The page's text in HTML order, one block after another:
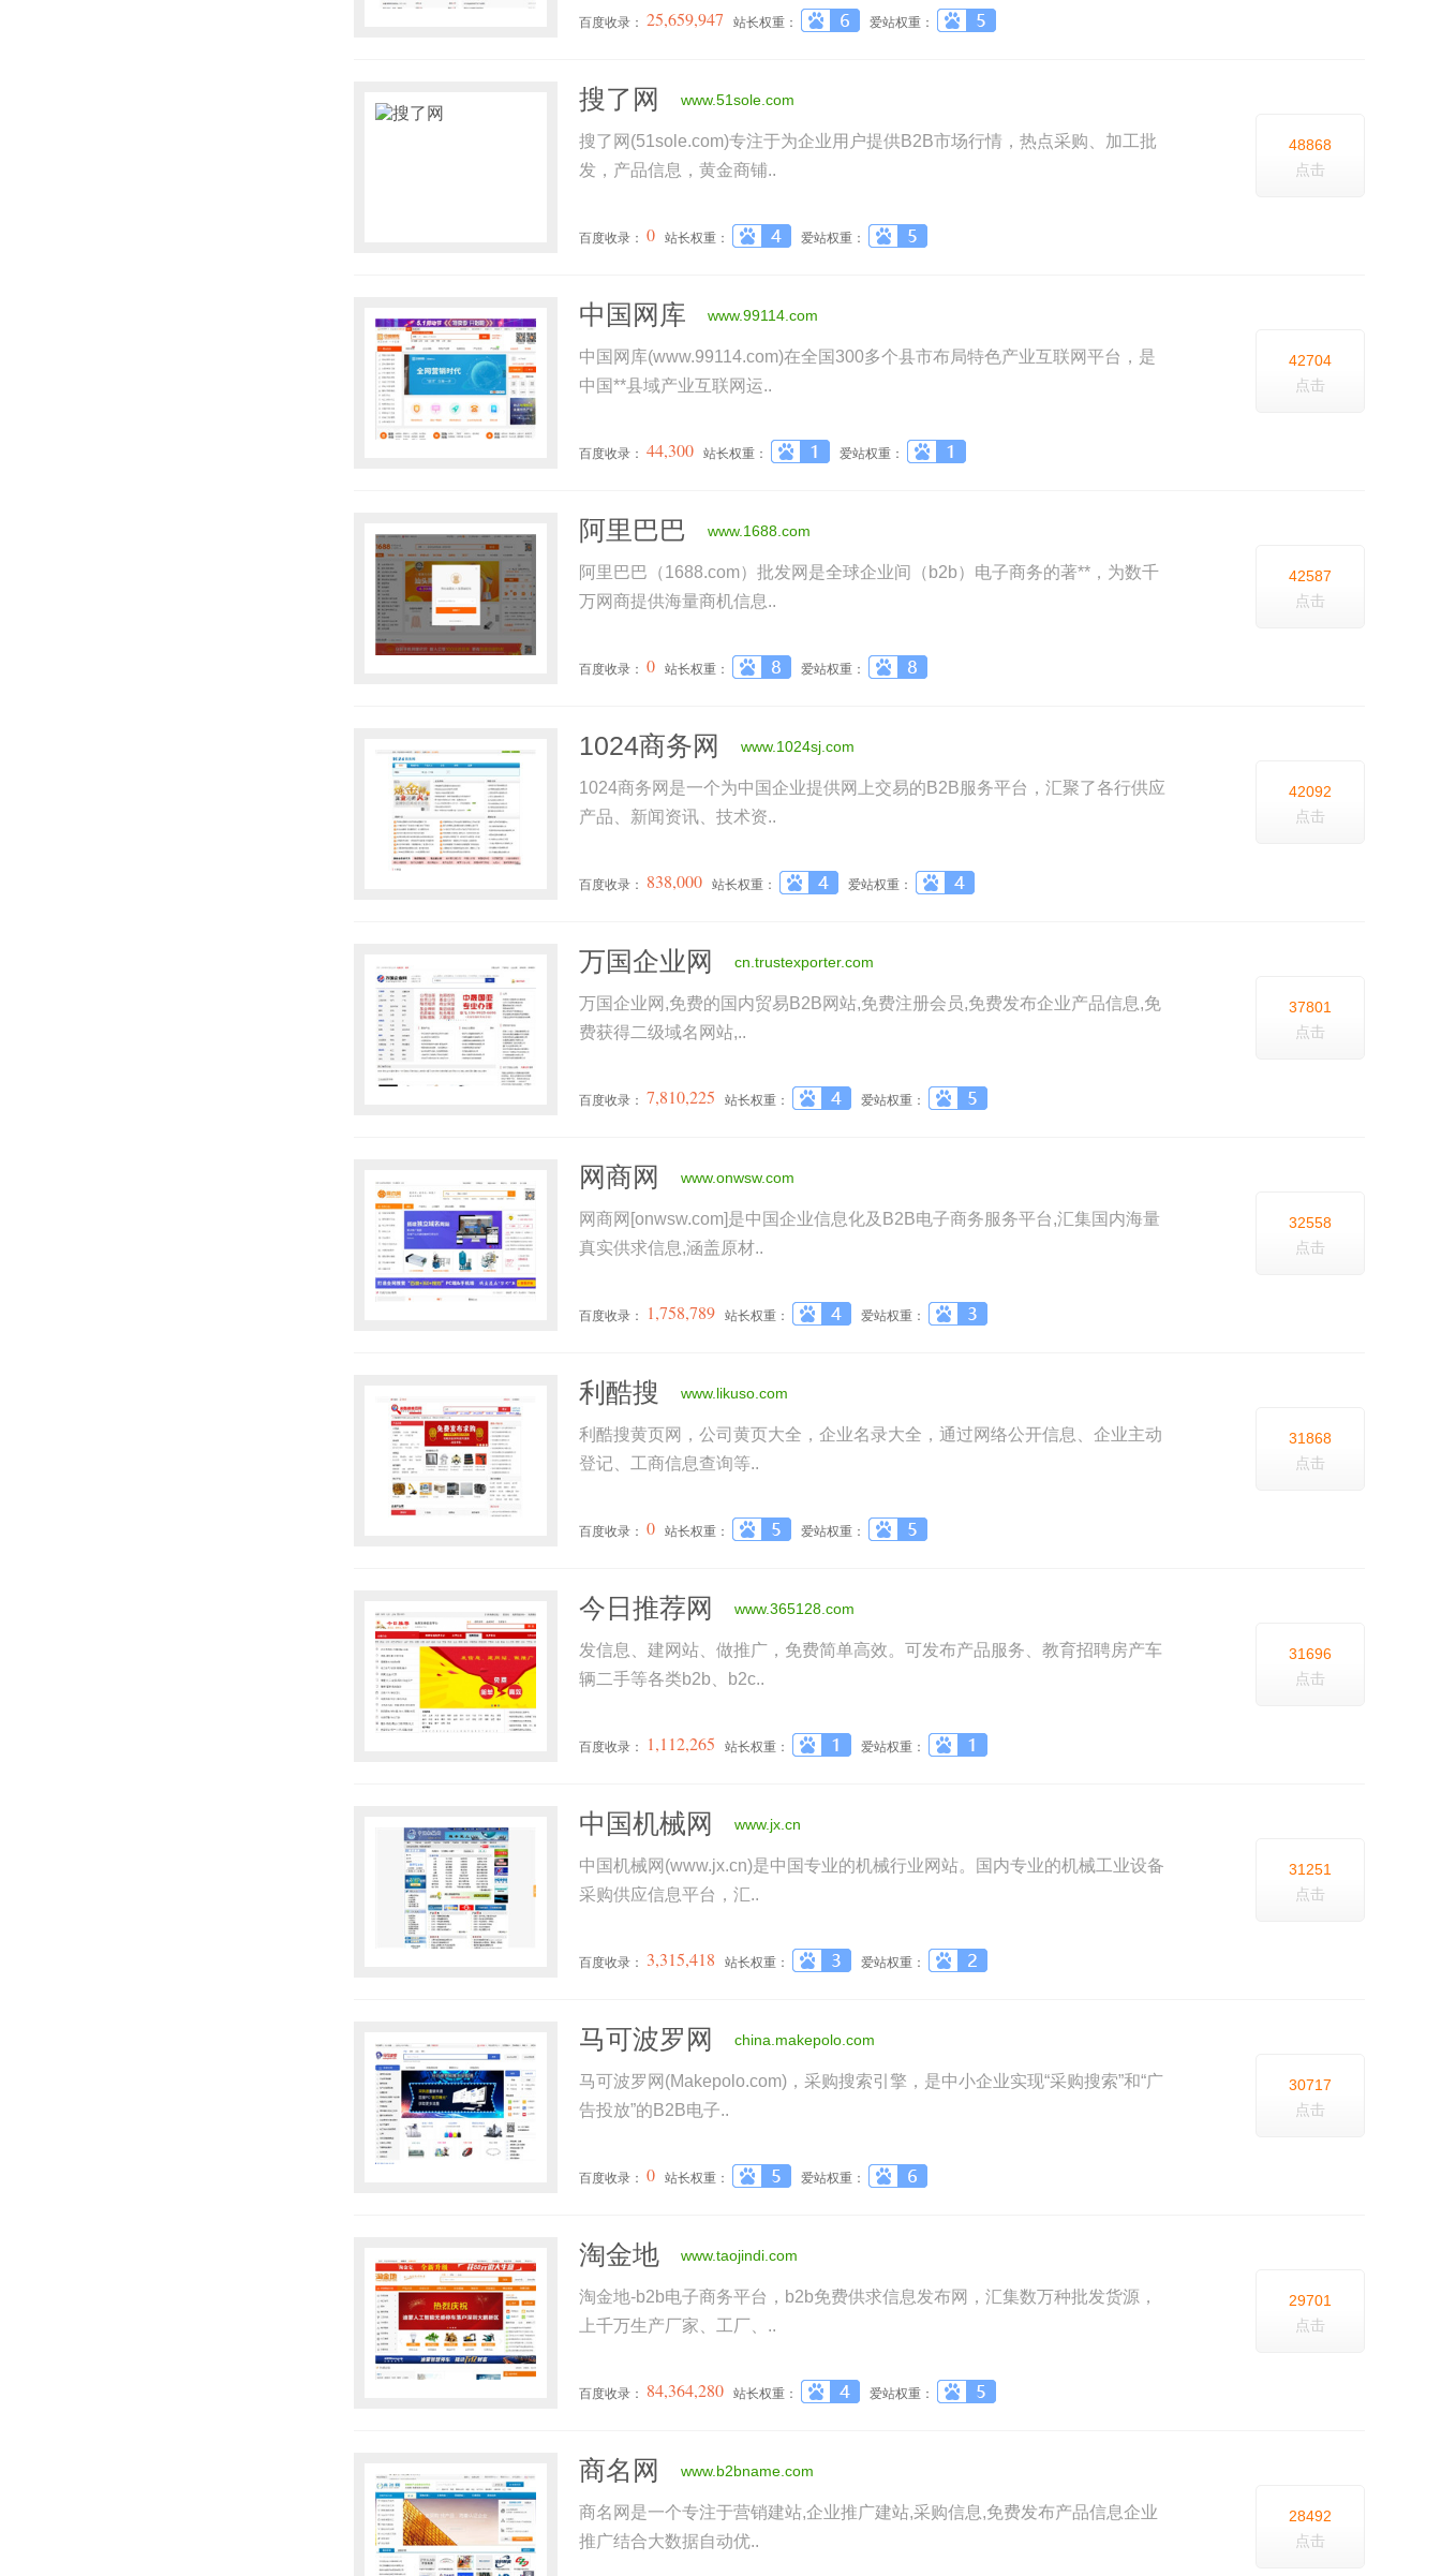
百度收录： 25,659,947站长权重： 爱站权重：
48868
点击
搜了网 www.51sole.com
搜了网(51sole.com)专注于为企业用户提供B2B市场行情，热点采购、加工批
发，产品信息，黄金商铺..
百度收录： 0站长权重： 爱站权重：
42704
点击
中国网库 www.99114.com
中国网库(www.99114.com)在全国300多个县市布局特色产业互联网平台，是
中国**县域产业互联网运..
百度收录： 44,300站长权重： 爱站权重：
42587
点击
阿里巴巴 www.1688.com
阿里巴巴（1688.com）批发网是全球企业间（b2b）电子商务的著**，为数千
万网商提供海量商机信息..
百度收录： 0站长权重： 爱站权重：
42092
点击
1024商务网 www.1024sj.com
1024商务网是一个为中国企业提供网上交易的B2B服务平台，汇聚了各行供应
产品、新闻资讯、技术资..
百度收录： 838,000站长权重： 爱站权重：
37801
点击
万国企业网 cn.trustexporter.com
万国企业网,免费的国内贸易B2B网站,免费注册会员,免费发布企业产品信息,免
费获得二级域名网站,..
百度收录： 7,810,225站长权重： 爱站权重：
32558
点击
网商网 www.onwsw.com
网商网[onwsw.com]是中国企业信息化及B2B电子商务服务平台,汇集国内海量
真实供求信息,涵盖原材..
百度收录： 1,758,789站长权重： 爱站权重：
31868
点击
利酷搜 www.likuso.com
利酷搜黄页网，公司黄页大全，企业名录大全，通过网络公开信息、企业主动
登记、工商信息查询等..
百度收录： 0站长权重： 爱站权重：
31696
点击
今日推荐网 www.365128.com
发信息、建网站、做推广，免费简单高效。可发布产品服务、教育招聘房产车
辆二手等各类b2b、b2c..
百度收录： 1,112,265站长权重： 爱站权重：
31251
点击
中国机械网 www.jx.cn
中国机械网(www.jx.cn)是中国专业的机械行业网站。国内专业的机械工业设备
采购供应信息平台，汇..
百度收录： 3,315,418站长权重： 爱站权重：
30717
点击
马可波罗网 china.makepolo.com
马可波罗网(Makepolo.com)，采购搜索引擎，是中小企业实现“采购搜索”和“广
告投放”的B2B电子..
百度收录： 0站长权重： 爱站权重：
29701
点击
淘金地 www.taojindi.com
淘金地-b2b电子商务平台，b2b免费供求信息发布网，汇集数万种批发货源，
上千万生产厂家、工厂、..
百度收录： 84,364,280站长权重： 爱站权重：
28492
点击
商名网 www.b2bname.com
商名网是一个专注于营销建站,企业推广建站,采购信息,免费发布产品信息企业
推广结合大数据自动优..